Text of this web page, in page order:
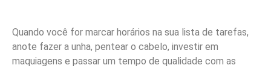
Quando você for marcar horários na sua lista de tarefas,
anote fazer a unha, pentear o cabelo, investir em
maquiagens e passar um tempo de qualidade com as